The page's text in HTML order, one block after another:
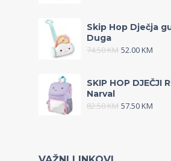
Skip Hop Dječja
Duga
74.50KM 52.00KM
SKIP HOP DJEČJI
Narval
82.50KM 57.50KM